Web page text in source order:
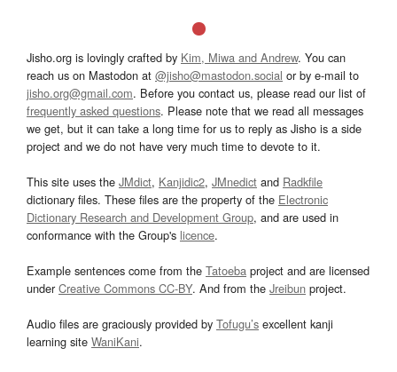
Jisho.org is lovingly crafted by Kim, Miwa and Andrew. You can
reach us on Mastodon at @jisho@mastodon.social or by e-mail to
jisho.org@gmail.com. Before you contact us, please read our list of
frequently asked questions. Please note that we read all messages
we get, but it can take a long time for us to reply as Jisho is a side
project and we do not have very much time to devote to it.
This site uses the JMdict, Kanjidic2, JMnedict and Radkfile
dictionary files. These files are the property of the Electronic
Dictionary Research and Development Group, and are used in
conformance with the Group's licence.
Example sentences come from the Tatoeba project and are licensed
underCreative Commons CC-BY. And from the Jreibun project.
Audio files are graciously provided by Tofugu’s excellent kanji
learning site WaniKani.